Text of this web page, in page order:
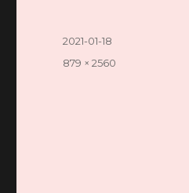
投
2021-01-18
フ
879 × 2560